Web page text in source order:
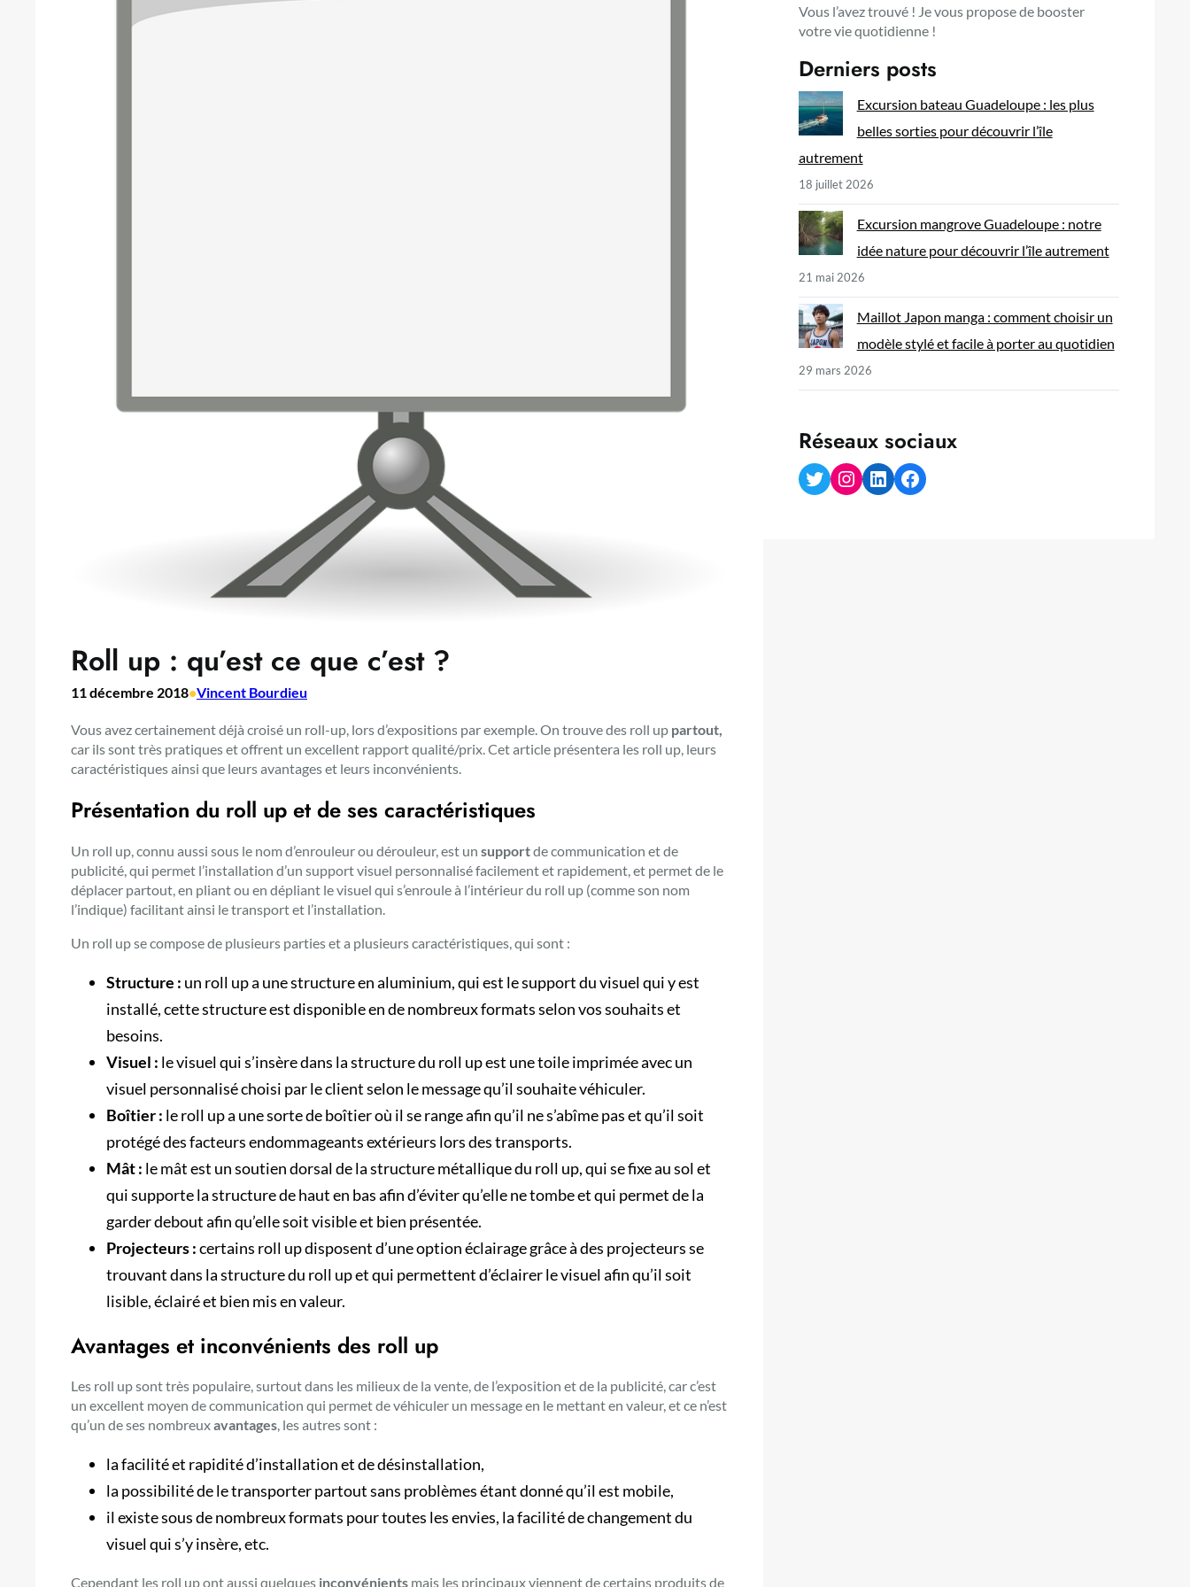
Roll up : qu’est ce que c’est ?
11 décembre 2018•Vincent Bourdieu
Vous avez certainement déjà croisé un roll-up, lors d’expositions par exemple. On trouve des roll up partout,
car ils sont très pratiques et offrent un excellent rapport qualité/prix. Cet article présentera les roll up, leurs
caractéristiques ainsi que leurs avantages et leurs inconvénients.
Présentation du roll up et de ses caractéristiques
Un roll up, connu aussi sous le nom d’enrouleur ou dérouleur, est un supportde communication et de
publicité, qui permet l’installation d’un support visuel personnalisé facilement et rapidement, et permet de le
déplacer partout, en pliant ou en dépliant le visuel qui s’enroule à l’intérieur du roll up (comme son nom
l’indique) facilitant ainsi le transport et l’installation.
Un roll up se compose de plusieurs parties et a plusieurs caractéristiques, qui sont :
Structure : un roll up a une structure en aluminium, qui est le support du visuel qui y est
installé, cette structure est disponible en de nombreux formats selon vos souhaits et
besoins.
Visuel : le visuel qui s’insère dans la structure du roll up est une toile imprimée avec un
visuel personnalisé choisi par le client selon le message qu’il souhaite véhiculer.
Boîtier : le roll up a une sorte de boîtier où il se range afin qu’il ne s’abîme pas et qu’il soit
protégé des facteurs endommageants extérieurs lors des transports.
Mât : le mât est un soutien dorsal de la structure métallique du roll up, qui se fixe au sol et
qui supporte la structure de haut en bas afin d’éviter qu’elle ne tombe et qui permet de la
garder debout afin qu’elle soit visible et bien présentée.
Projecteurs :certains roll up disposent d’une option éclairage grâce à des projecteurs se
trouvant dans la structure du roll up et qui permettent d’éclairer le visuel afin qu’il soit
lisible, éclairé et bien mis en valeur.
Avantages et inconvénients des roll up
Les roll up sont très populaire, surtout dans les milieux de la vente, de l’exposition et de la publicité, car c’est
un excellent moyen de communication qui permet de véhiculer un message en le mettant en valeur, et ce n’est
qu’un de ses nombreuxavantages, les autres sont :
la facilité et rapidité d’installation et de désinstallation,
la possibilité de le transporter partout sans problèmes étant donné qu’il est mobile,
il existe sous de nombreux formats pour toutes les envies, la facilité de changement du
visuel qui s’y insère, etc.
Cependant les roll up ont aussi quelques inconvénients mais les principaux viennent de certains produits de
Vous l’avez trouvé ! Je vous propose de booster
votre vie quotidienne !
Derniers posts
Excursion bateau Guadeloupe : les plus
belles sorties pour découvrir l’île
autrement
18 juillet 2026
Excursion mangrove Guadeloupe : notre
idée nature pour découvrir l’île autrement
21 mai 2026
Maillot Japon manga : comment choisir un
modèle stylé et facile à porter au quotidien
29 mars 2026
Réseaux sociaux
Twitter Instagram LinkedIn Facebook